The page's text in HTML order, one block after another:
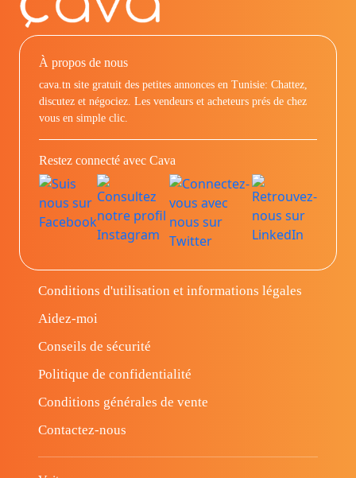
À propos de nous
cava.tn site gratuit des petites annonces en Tunisie: Chattez,
discutez et négociez. Les vendeurs et acheteurs prés de chez
vous en simple clic.
Restez connecté avec Cava
Conditions d'utilisation et informations légales
Aidez-moi
Conseils de sécurité
Politique de confidentialité
Conditions générales de vente
Contactez-nous